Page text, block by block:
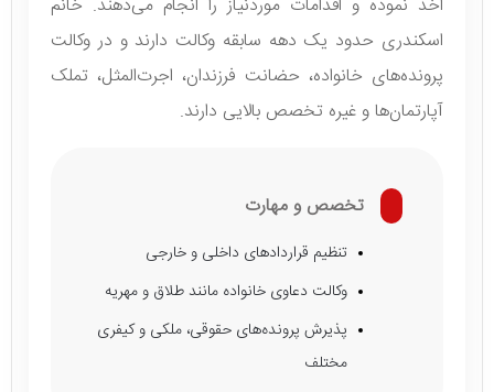
اخذ نموده و اقدامات موردنیاز را انجام می‌دهند. خانم
اسکندری حدود یک دهه سابقه وکالت دارند و در وکالت
پرونده‌های خانواده، حضانت فرزندان، اجرت‌المثل، تملک
آپارتمان‌ها و غیره تخصص بالایی دارند.
تخصص و مهارت
تنظیم قراردادهای داخلی و خارجی
وکالت دعاوی خانواده مانند طلاق و مهریه
پذیرش پرونده‌های حقوقی، ملکی و کیفری
مختلف